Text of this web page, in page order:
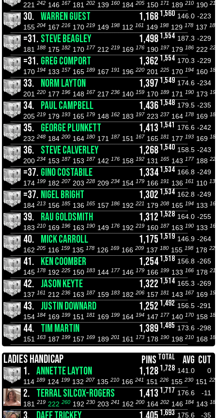
221 242 146 167 181 202 139 160 184 205 150 171 189 210 190
30. WARREN GUEST 1,1681,560 146.0 -223
155 204 167 216 170 219 149 198 112 161 149 198 129 178 137
=31. STEVE BEAGLEY 1,4981,554 187.3 -229
181
188 175 182 170 177 212 219 169 176 190 197 179 186 222
=31. GREG COMPORT 1,362 1,554 170.3 -229
170 194 133 157 165 189 167 191 196 220 201 225 170 194 160
33. NORM LAYTON 1,397 1,549 174.6 -234
201 220 177 196 148 167 217 236 140 159 170 189 171 190 173
34. PAUL CAMPBELL 1,4361,548 179.5 -235
205 219 179 193 165 179 148 162 183 197 223 237 164 178 169
35. GEORGE PLUNKETT 1,413 1,541 176.6 -242
232 248 184 200 164 180 171 187 151 167 165 181 177 193 169
36. STEVE CALVERLEY 1,2681,540 158.5 -243
200 234 153 187 153 187 142 176 158 192 131 165 143 177 188
=37. GINO COSTABILE 1,3341,534 166.8 -249
174 199 182 207 203 228 209 234 154 179 166 191 136 161 110
=37. NIGEL BRIGHT 1,302 1,534 162.8 -249
184 213 156 185 136 165 157 186 192 221 179 208 165 194 133
39. RAU GOLDSMITH 1,312 1,528 164.0 -255
183 210 169 196 163 190 149 176 192 219 160 187 163 190 133
40. MICK CARROLL 1,175 1,519 146.9 -264
162 205 116 159 135 178 126 169 166 209 137 180 155 198 178
41. KEN COOMBER 1,2541,518 156.8 -265
145 178 192 225 150 183 144 177 146 179 166 199 133 166 178
42. JASON KEYTE 1,322 1,514 165.3 -269
137 161 212 236 163 187 159 183 182 206 157 181 143 167 169
43. JUSTIN DOWNARD 1,252 1,492 156.5 -291
154 184 169 199 151 181 169 199 164 194 147 177 140 170 158
44. TIM MARTIN 1,3891,485 173.6 -298
151
163 187 199 157 169 189 201 161 173 178 190 198 210 168
LADIES HANDICAP PINS TOTAL AVG CUT
1. ANNETTE LAYTON 1,128 1,728 141.0
0
114 189 124 199 132 207 135 210 166 241 151 226 155 230 151
2. TERRAL SILCOX-ROGERS 1,413 1,717 176.6
-11
181 219 222 260 192 230 203 241 162 200 164 202 146 184 143
1,693 175.6
-35